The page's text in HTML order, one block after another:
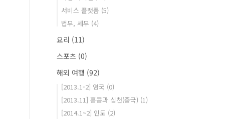
서비스 플랫폼 (5)
법무, 세무 (4)
요리 (11)
스포츠 (0)
해외 여행 (92)
[2013.1-2] 영국 (0)
[2013.11] 홍콩과 심천(중국) (1)
[2014.1~2] 인도 (2)